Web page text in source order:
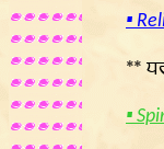
▪
**
▪